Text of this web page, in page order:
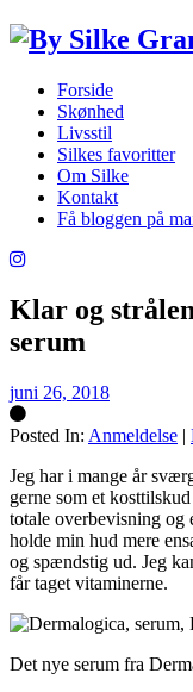
Forside
Skønhed
Livsstil
Silkes favoritter
Om Silke
Kontakt
Få bloggen på
Klar og
serum
juni 26, 2018
Posted In: Anmeldelse |
Jeg har i mange år
gerne som et
totale overbevisning og
holde min hud mere
og spændstig ud. Jeg
får taget vitaminerne.
Det nye serum fra